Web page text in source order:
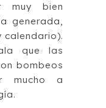
muy bien
generada,
calendario).
que las
bombeos
mucho a